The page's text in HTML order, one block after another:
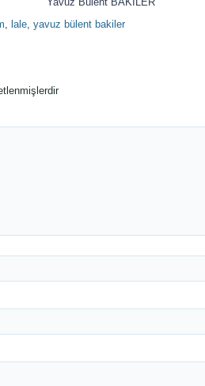
, lale, yavuz bülent bakiler